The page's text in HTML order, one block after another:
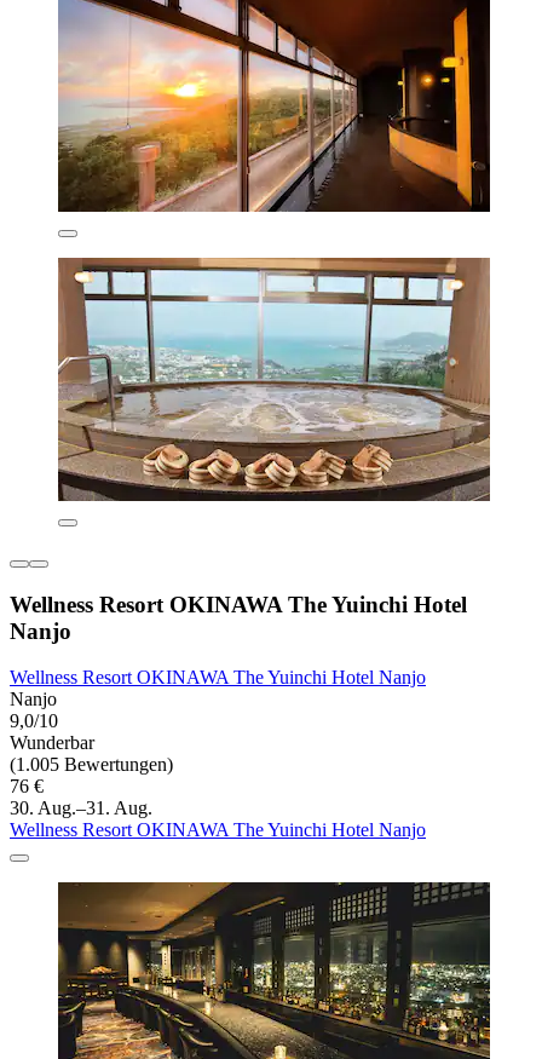
Wellness Resort OKINAWA The Yuinchi Hotel
Nanjo
Wellness Resort OKINAWA The Yuinchi Hotel Nanjo
Nanjo
9,0/10
Wunderbar
(1.005 Bewertungen)
76 €
30. Aug.–31. Aug.
Wellness Resort OKINAWA The Yuinchi Hotel Nanjo